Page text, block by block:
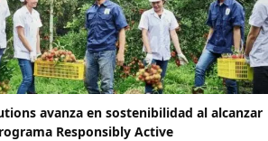
avanza en sostenibilidad al alcanzar
Responsibly Active